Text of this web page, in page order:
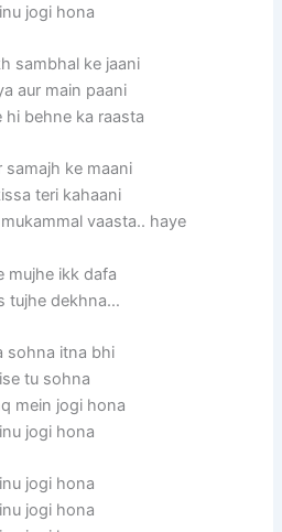
jogi hona
sambhal ke jaani
aur main paani
hi behne ka raasta
samajh ke maani
teri kahaani
vaasta.. haye
mujhe ikk dafa
tujhe dekhna…
sohna itna bhi
tu sohna
mein jogi hona
jogi hona
jogi hona
jogi hona